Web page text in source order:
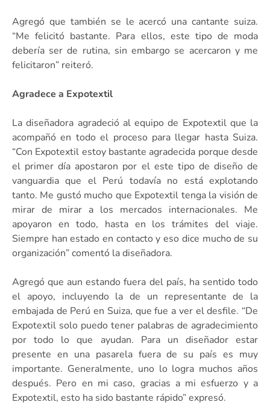
Agregó que también se le acercó una cantante suiza.
“Me felicitó bastante. Para ellos, este tipo de moda
debería ser de rutina, sin embargo se acercaron y me
felicitaron” reiteró.
Agradece a Expotextil
La diseñadora agradeció al equipo de Expotextil que la
acompañó en todo el proceso para llegar hasta Suiza.
“Con Expotextil estoy bastante agradecida porque desde
el primer día apostaron por el este tipo de diseño de
vanguardia que el Perú todavía no está explotando
tanto. Me gustó mucho que Expotextil tenga la visión de
mirar de mirar a los mercados internacionales. Me
apoyaron en todo, hasta en los trámites del viaje.
Siempre han estado en contacto y eso dice mucho de su
organización” comentó la diseñadora.
Agregó que aun estando fuera del país, ha sentido todo
el apoyo, incluyendo la de un representante de la
embajada de Perú en Suiza, que fue a ver el desfile. “De
Expotextil solo puedo tener palabras de agradecimiento
por todo lo que ayudan. Para un diseñador estar
presente en una pasarela fuera de su país es muy
importante. Generalmente, uno lo logra muchos años
después. Pero en mi caso, gracias a mi esfuerzo y a
Expotextil, esto ha sido bastante rápido” expresó.